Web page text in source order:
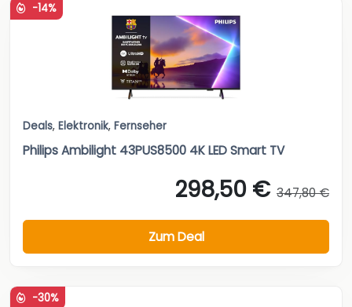
-14%
Deals, Elektronik, Fernseher
Philips Ambilight 43PUS8500 4K LED Smart TV
298,50 € 347,80 €
Zum Deal
-30%